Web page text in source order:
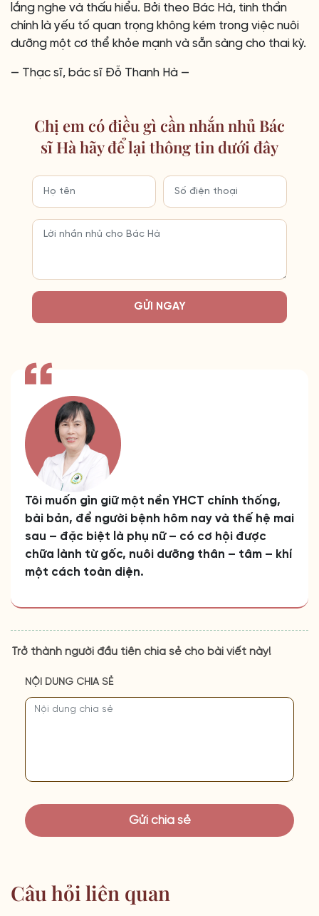
lắng nghe và thấu hiểu. Bởi theo Bác Hà, tinh thần
chính là yếu tố quan trọng không kém trong việc nuôi
dưỡng một cơ thể khỏe mạnh và sẵn sàng cho thai kỳ.
— Thạc sĩ, bác sĩ Đỗ Thanh Hà —
Chị em có điều gì cần nhắn nhủ Bác
sĩ Hà hãy để lại thông tin dưới đây
GỬI NGAY
Tôi muốn gìn giữ một nền YHCT chính thống,
bài bản, để người bệnh hôm nay và thế hệ mai
sau – đặc biệt là phụ nữ – có cơ hội được
chữa lành từ gốc, nuôi dưỡng thân – tâm – khí
một cách toàn diện.
Trở thành người đầu tiên chia sẻ cho bài viết này!
NỘI DUNG CHIA SẺ
Câu hỏi liên quan